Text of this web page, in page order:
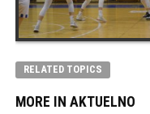
RELATED TOPICS
MORE IN AKTUELNO